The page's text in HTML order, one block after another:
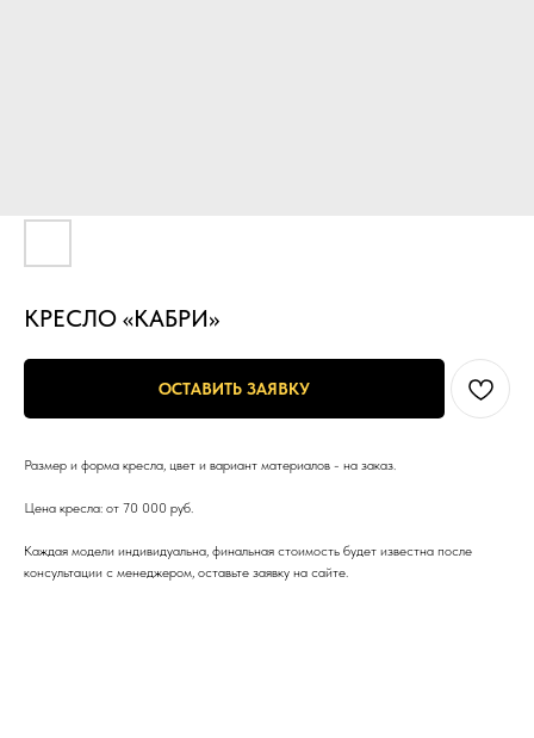
КРЕСЛО «КАБРИ»
ОСТАВИТЬ ЗАЯВКУ
Размер и форма кресла, цвет и вариант материалов - на заказ.
Цена кресла: от 70 000 руб.
Каждая модели индивидуальна, финальная стоимость будет известна после
консультации с менеджером, оставьте заявку на сайте.